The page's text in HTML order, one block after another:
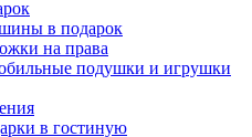
в подарок
на права
подушки и игрушки
в гостиную